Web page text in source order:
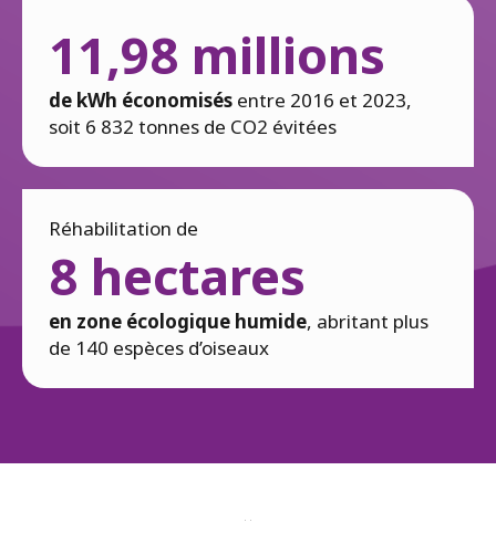
11,98 millions
de kWh économisés entre 2016 et 2023,
soit 6 832 tonnes de CO2 évitées
Réhabilitation de
8 hectares
en zone écologique humide, abritant plus
de 140 espèces d’oiseaux